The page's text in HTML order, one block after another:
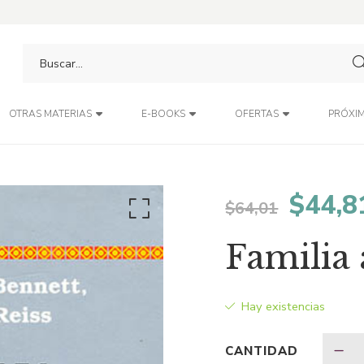
OTRAS MATERIAS E-BOOKS OFERTAS
$64,01 El
$
Familia
Hay existencias
CANTIDAD